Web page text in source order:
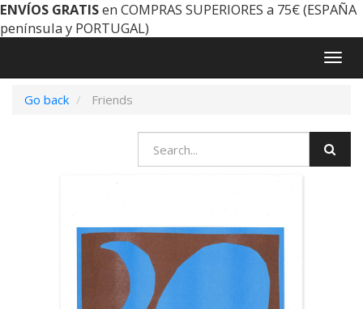
ENVÍOS GRATISen COMPRAS SUPERIORES a 75€ (ESPAÑA
península y PORTUGAL)
Go back
Friends